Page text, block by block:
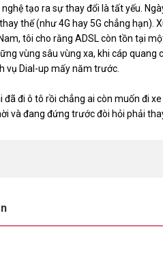
tạo ra sự thay đổi là tất yếu.
thế (như 4G hay 5G chẳng hạn).
tôi cho rằng ADSL còn tồn tại
vùng sâu vùng xa, khi cáp quang
vụ Dial-up mấy năm trước.
đi ô tô rồi chẳng ai còn muốn đi
và đang đứng trước đòi hỏi phải